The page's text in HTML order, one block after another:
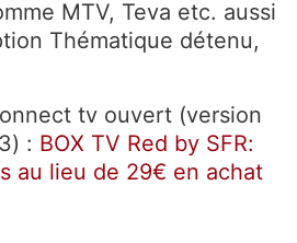
MTV, Teva etc. aussi
Thématique détenu,
tv ouvert (version
: BOX TV Red by SFR:
au lieu de 29€ en achat